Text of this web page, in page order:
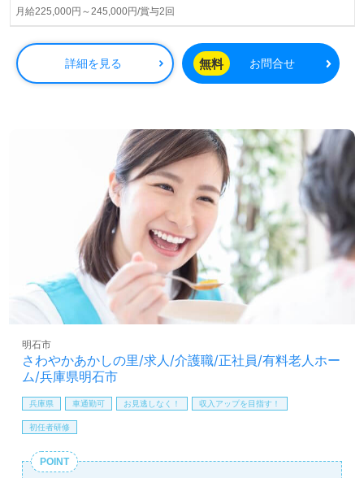
◎幅広い年代層の方が活躍中！ユニット型でお一人おひと
りに寄り添った介護支援を実現されている事業所様！◎
看護助手や介護職経験のある方はもちろん、これから介護
職を目指される方も幅広く募集します。特別養護老人ホー
ムでの勤務経験は問いません。職員様同士のチームワー
てご利用者様のお役に立ちたい、資格/経験を活かしたい』
『資格取得を目指している、介護知識や技術力を高めた
い』『働きがいを感じながら仕事をしたい』『転職でキャ
リアチェンジを実現させたい、施設形態や環境を変えて働
きたい』等の方も大歓迎です！募集詳細等、担当コンサル
タントよりご案内します。お問い合わせも遠慮なくお願い
全国の求人ご紹介！医療/福祉業界の正社員/パート求人探
しは【ウィルオブ介護】＊求人情報収集、将来的に検討の
方も遠慮なく＊
LINE、メール、お電話などご希望に応じてお問い合わせ/ご
料サービスをご利用いただけます。＜非公開求人も取扱い
あり！＞"転職支援"のプロと一緒に転職活動！お問い合わ
せお待ちしております。
月給225,000円～245,000円/賞与2回
詳細を見る 無料 お問合せ
さわやかあかしの里/求人/介護職/正社員/有料老人ホー
ム/兵庫県明石市
明石市
兵庫県 車通勤可 お見逃しなく！ 収入アップを目指す！
初任者研修
POINT